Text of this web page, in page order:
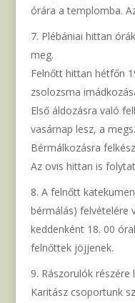
órára a templomba.
Plébániai hittan
meg.
Felnőtt hittan hétfőn
zsolozsma
Első áldozásra való
vasárnap lesz, a
Bérmálkozásra
Az ovis hittan is
A felnőtt
bérmálás) felvételére
keddenként 18. 00
felnőttek jöjjenek.
Rászorulók részére
Karitász csoportunk